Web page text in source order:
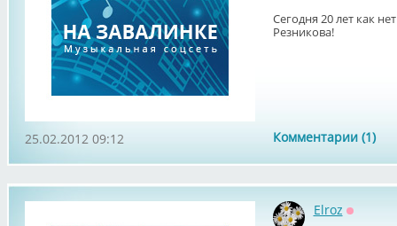
Сегодня 20 лет как
Резникова!
Комментарии (1)
25.02.2012 09:12
Elroz